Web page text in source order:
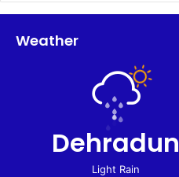
Weather
Dehradun
Light Rain